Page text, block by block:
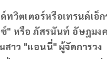
ทวิตเตอร์หรือเทรนด์เอ็
ซ์" หรือ ภัสรนันท์ อัษฎมง
าว "แอนนี่" ผู้จัดการวง